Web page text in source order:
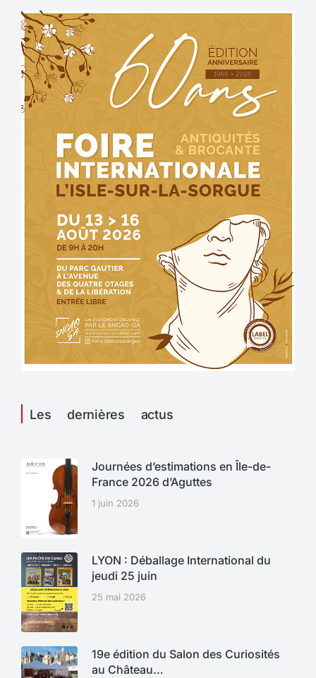
Les dernières actus
Journées d’estimations en Île-de-
France 2026 d’Aguttes
1 juin 2026
LYON : Déballage International du
jeudi 25 juin
25 mai 2026
19e édition du Salon des Curiosités
au Château…